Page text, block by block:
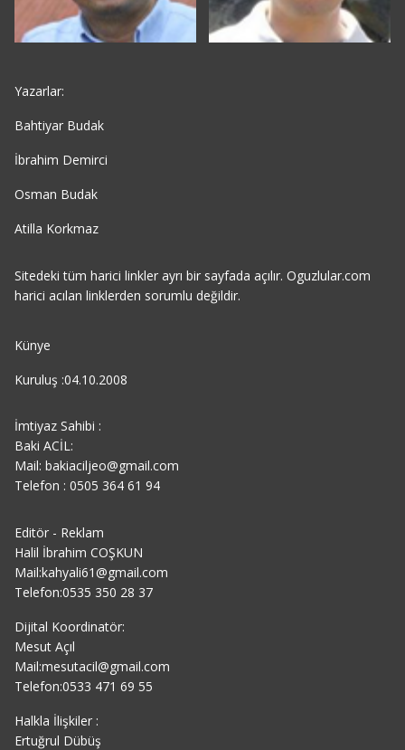
Yazarlar:
Bahtiyar Budak
İbrahim Demirci
Osman Budak
Atilla Korkmaz
Sitedeki tüm harici linkler ayrı bir sayfada açılır. Oguzlular.com
harici acılan linklerden sorumlu değildir.
Künye
Kuruluş :04.10.2008
İmtiyaz Sahibi :
Baki ACİL:
Mail: bakiaciljeo@gmail.com
Telefon : 0505 364 61 94
Editör - Reklam
Halil İbrahim COŞKUN
Mail:kahyali61@gmail.com
Telefon:0535 350 28 37
Dijital Koordinatör:
Mesut Açıl
Mail:mesutacil@gmail.com
Telefon:0533 471 69 55
Halkla İlişkiler :
Ertuğrul Dübüş